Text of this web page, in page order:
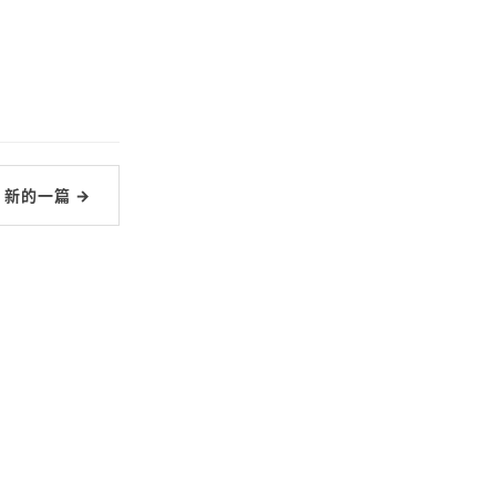
新的一篇 →